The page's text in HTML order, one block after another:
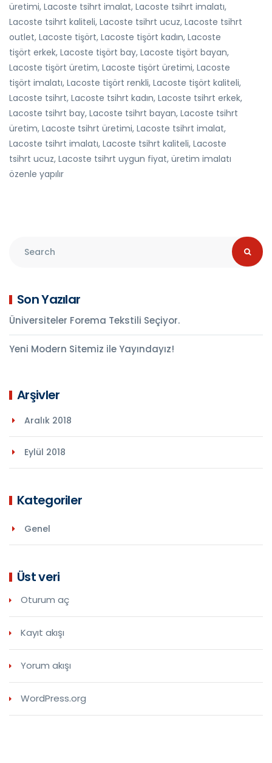
üretimi, Lacoste tsihrt imalat, Lacoste tsihrt imalatı,
Lacoste tsihrt kaliteli, Lacoste tsihrt ucuz, Lacoste tsihrt
outlet, Lacoste tişört, Lacoste tişört kadın, Lacoste
tişört erkek, Lacoste tişört bay, Lacoste tişört bayan,
Lacoste tişört üretim, Lacoste tişört üretimi, Lacoste
tişört imalatı, Lacoste tişört renkli, Lacoste tişört kaliteli,
Lacoste tsihrt, Lacoste tsihrt kadın, Lacoste tsihrt erkek,
Lacoste tsihrt bay, Lacoste tsihrt bayan, Lacoste tsihrt
üretim, Lacoste tsihrt üretimi, Lacoste tsihrt imalat,
Lacoste tsihrt imalatı, Lacoste tsihrt kaliteli, Lacoste
tsihrt ucuz, Lacoste tsihrt uygun fiyat, üretim imalatı
özenle yapılır
Son Yazılar
Üniversiteler Forema Tekstili Seçiyor.
Yeni Modern Sitemiz ile Yayındayız!
Arşivler
Aralık 2018
Eylül 2018
Kategoriler
Genel
Üst veri
Oturum aç
Kayıt akışı
Yorum akışı
WordPress.org